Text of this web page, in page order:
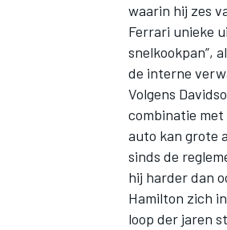
waarin hij zes
Ferrari unieke
snelkookpan”,
de interne
Volgens
combinatie met
auto kan grote
sinds de
hij harder dan
Hamilton zich
loop der jaren